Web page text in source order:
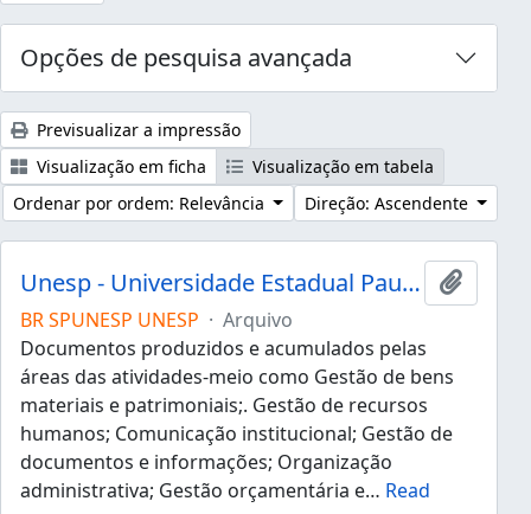
Opções de pesquisa avançada
Previsualizar a impressão
Visualização em ficha
Visualização em tabela
Ordenar por ordem: Relevância
Direção: Ascendente
Unesp - Universidade Estadual Paulista "Júlio de Mesquita Filho"
BR SPUNESP UNESP · Arquivo
Documentos produzidos e acumulados pelas
áreas das atividades-meio como Gestão de bens
materiais e patrimoniais;. Gestão de recursos
humanos; Comunicação institucional; Gestão de
documentos e informações; Organização
administrativa; Gestão orçamentária e… Read